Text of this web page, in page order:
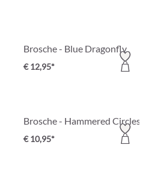
Brosche - Blue Dragonfly
€ 12,95*
Brosche - Hammered Circles
€ 10,95*